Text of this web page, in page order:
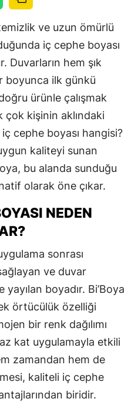
ve uzun ömürlü
iç cephe boyası
Duvarların hem şık
boyunca ilk günkü
ürünle çalışmak
çok kişinin aklındaki
cephe boyası hangisi?
kaliteyi sunan
bu alanda sunduğu
olarak öne çıkar.
NEDEN
sonrası
ve duvar
boyadır. Bi’Boya
örtücülük özelliği
bir renk dağılımı
kat uygulamayla etkili
zamandan hem de
kaliteli iç cephe
biridir.